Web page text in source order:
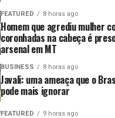
FEATURED 8 horas ago
Homem que agrediu mulher
coronhadas na cabeça é
arsenal em MT
BUSINESS 8 horas ago
Javali: uma ameaça que o
pode mais ignorar
FEATURED 9 horas ago